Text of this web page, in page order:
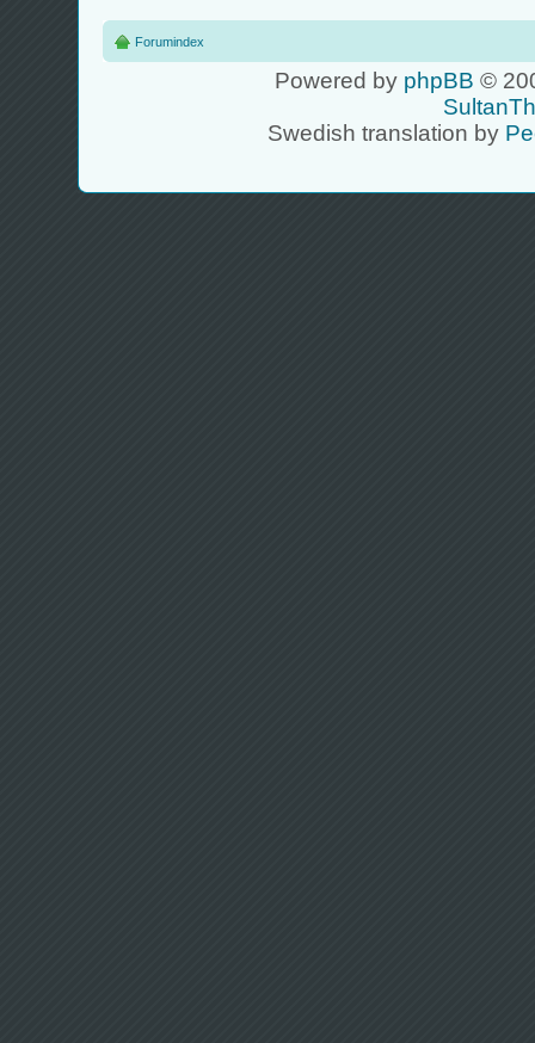
Forumindex
Powered by phpBB ©
Swedish translation by